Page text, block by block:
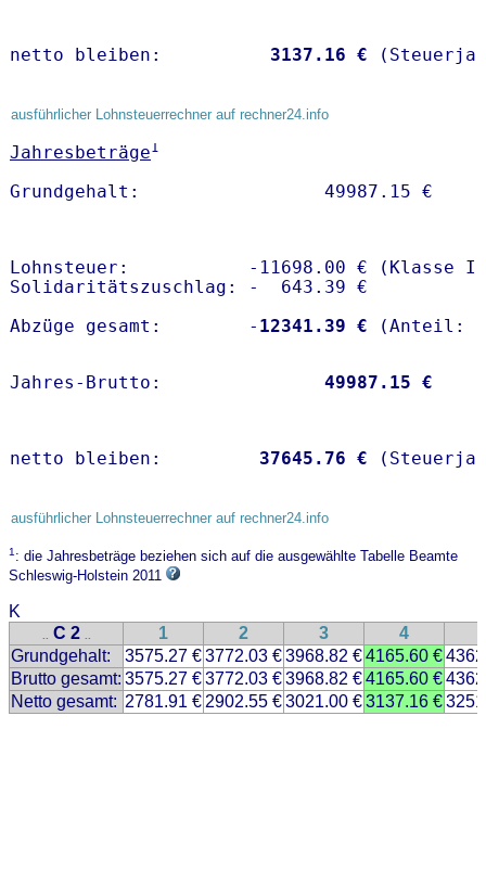
netto bleiben: 3137.16 €
ausführlicher Lohnsteuerrechner auf rechner24.info
Jahresbeträge1
Lohnsteuer:           -11698.00 € (Klasse I)
Solidaritätszuschlag: -  643.39 €
Abzüge gesamt:        - 12341.39 €
Jahres-Brutto: 49987.15 €
netto bleiben: 37645.76 €
ausführlicher Lohnsteuerrechner auf rechner24.info
1: die Jahresbeträge beziehen sich auf die ausgewählte Tabelle Beamte
Schleswig-Holstein 2011
K
.. C 2 .. 1 2 3 4
Grundgehalt:
3575.27 €3772.03 €3968.82 €4165.60 €
Brutto gesamt: 3575.27 €3772.03 €3968.82 €4165.60 €
Netto gesamt: 2781.91 € 2902.55 €3021.00 €3137.16 €